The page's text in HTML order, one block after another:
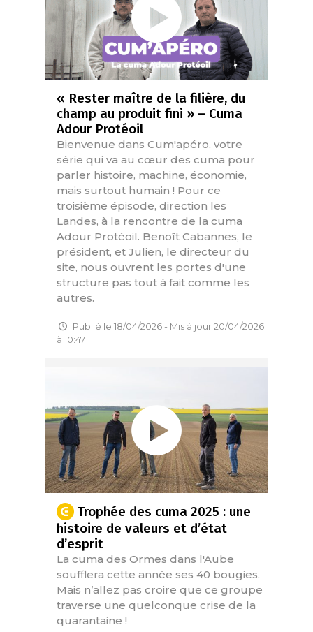
« Rester maître de la filière, du
champ au produit fini » – Cuma
Adour Protéoil
Bienvenue dans Cum'apéro, votre
série qui va au cœur des cuma pour
parler histoire, machine, économie,
mais surtout humain ! Pour ce
troisième épisode, direction les
Landes, à la rencontre de la cuma
Adour Protéoil. Benoît Cabannes, le
président, et Julien, le directeur du
site, nous ouvrent les portes d'une
structure pas tout à fait comme les
autres.
Publié le 18/04/2026 - Mis à jour 20/04/2026
à 10:47
Trophée des cuma 2025 : une
histoire de valeurs et d’état
d’esprit
La cuma des Ormes dans l'Aube
soufflera cette année ses 40 bougies.
Mais n’allez pas croire que ce groupe
traverse une quelconque crise de la
quarantaine !